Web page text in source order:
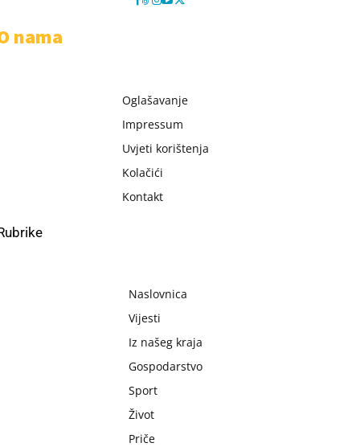
nama
Oglašavanje
Impressum
Uvjeti korištenja
Kolačići
Kontakt
Naslovnica
Vijesti
Iz našeg kraja
Gospodarstvo
Sport
Život
Priče